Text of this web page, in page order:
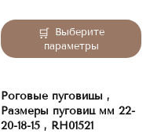
Выберите
параметры
Этот
товар
имеет
вариаций.
Опции
можно
Роговые пуговицы ,
Размеры пуговиц мм 22-
20-18-15 , RH01521